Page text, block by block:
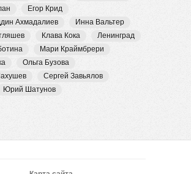
Егор Крид
Ахмадалиев
Инна Вальтер
Клава Кока
Ленинград
Мари Краймбрери
Ольга Бузова
Сергей Завьялов
Юрий Шатунов